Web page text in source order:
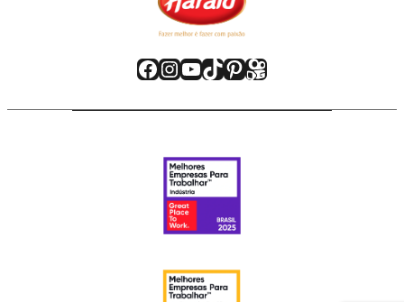
Facebook
Instagram
Youtube
TikTok
Pinterest
Kwai